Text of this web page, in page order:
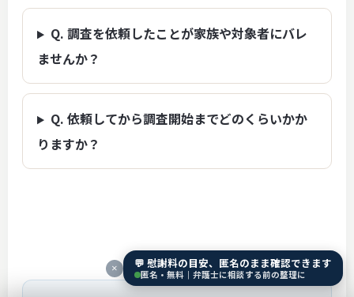
Q. 調査を依頼したことが家族や対象者にバレ
ませんか？
Q. 依頼してから調査開始までどのくらいかか
りますか？
× 💬 慰謝料の目安、匿名のまま確認できます
匿名・無料｜弁護士に相談する前の整理に